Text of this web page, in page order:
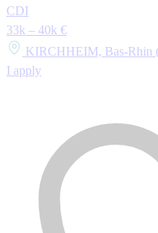
CDI
33k – 40k €
KIRCHHEIM, Bas-Rhin
I apply